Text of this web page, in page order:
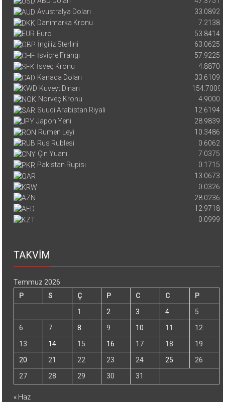
Avustralya Doları
33.0892
Danimarka Kronu
7.2138
Euro
53.8414
İngiliz Sterlini
63.0625
İsviçre Frangı
57.9225
İsveç Kronu
4.8870
Kanada Doları
33.6109
Kuveyt Dinarı
154.7009
Norveç Kronu
4.9000
Suudi Arabistan Riyali
12.6194
Japon Yeni
28.9839
Rumen Leyi
10.3486
Rus Rublesi
0.6062
Çin Yuanı
7.0375
Pakistan Rupisi
0.1715
13.0673
0.0326
28.0236
12.9718
0.0999
TAKVİM
Temmuz 2026
P
S Ç P C C
P
1
2 3 4
5
6
7 8 9 10 11
12
13
14 15 16 17 18
19
20
21 22 23 24 25
26
27
28 29 30 31
« Haz